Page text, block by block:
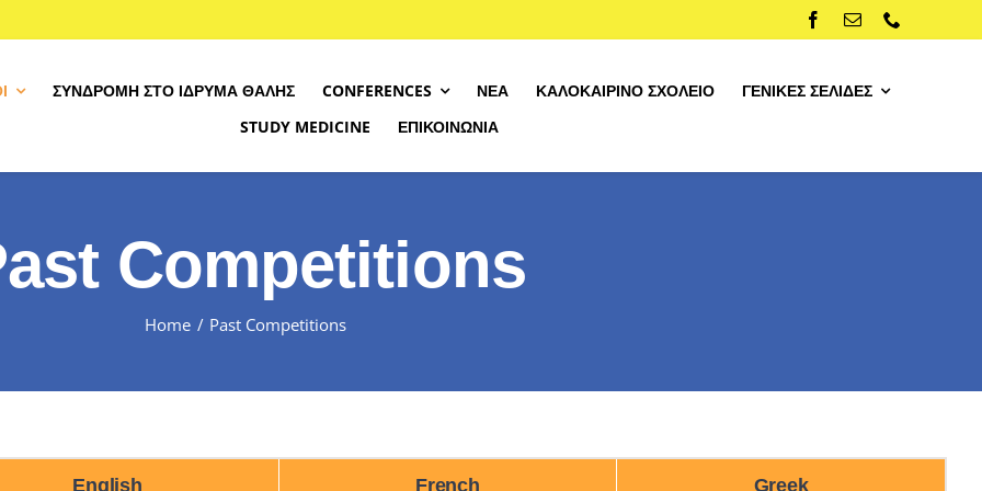
Σχετικά με τον διαγωνισμό
Πρόγραμμα
Εγγραφή
ΣΥΝΔΡΟΜΉ ΣΤΟ ΊΔΡΥΜΑ ΘΑΛΉΣ CONFERENCES ΝΈΑ ΚΑΛΟΚΑΙΡΙΝΌ ΣΧΟΛΕΊΟ
ΓΕΝΙΚΈΣ ΣΕΛΊΔΕΣ
STUDY MEDICINE
ΕΠΙΚΟΙΝΩΝΊΑ
Competitions
Home Past Competitions
English French Greek